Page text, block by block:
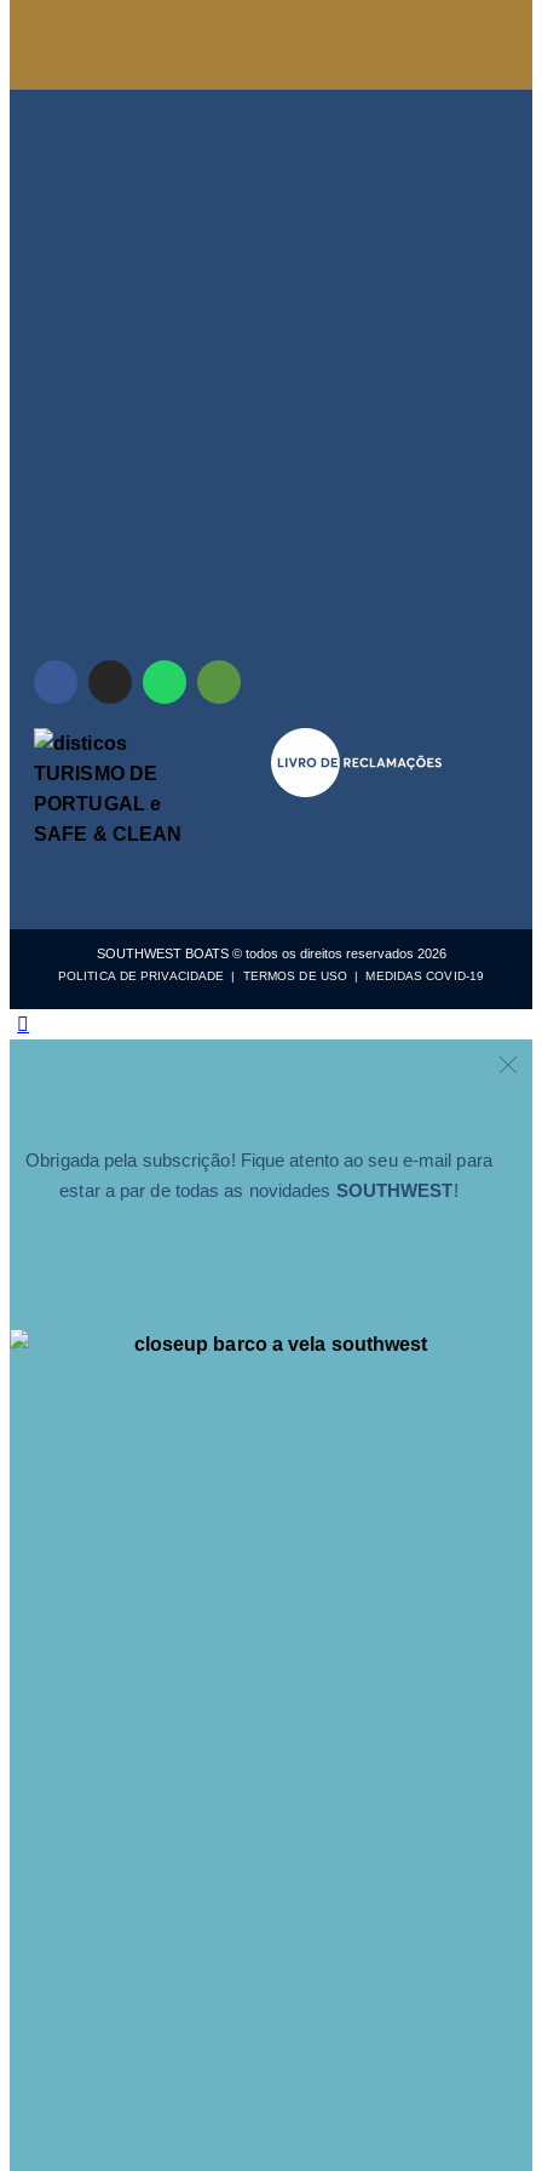
SOUTHWEST BOATS © todos os direitos reservados 2026
POLITICA DE PRIVACIDADE | TERMOS DE USO | MEDIDAS COVID-19
Obrigada pela subscrição! Fique atento ao seu e-mail para
estar a par de todas as novidades SOUTHWEST!